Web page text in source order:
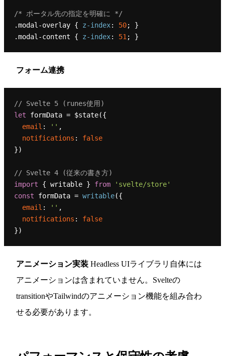
/* ポータル先の指定を明確に */
.modal-overlay { z-index: 50
.modal-content { z-index: 51
フォーム連携
// Svelte 5 (runes使用)
let formData = $state({
email : '' ,
notifications : false
})
// Svelte 4 (従来の書き方)
import { writable } from
'svelte/store'
const formData = writable({
email : '' ,
notifications : false
アニメーション実装 Headless UIライブラリ自体には
アニメーションは含まれていません。Svelteの
transitionやTailwindのアニメーション機能を組み合わ
せる必要があります。